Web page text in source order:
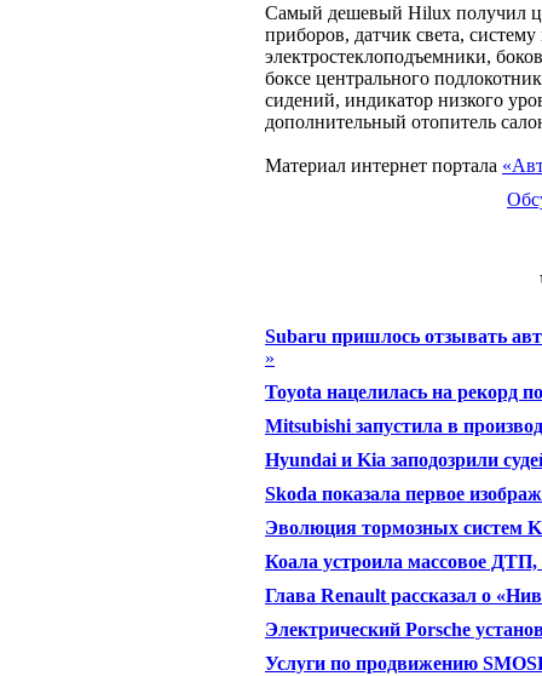
Самый дешевый Hilux получил
приборов, датчик света,
электростеклоподъемники,
боксе центрального
сидений, индикатор низкого
дополнительный отопитель
Материал интернет портала
Subaru пришлось отзывать
»
Toyota нацелилась на рекорд
Mitsubishi запустила в
Hyundai и Kia заподозрили
Skoda показала первое
Эволюция тормозных систем
Коала устроила массовое ДТП,
Глава Renault рассказал о
Электрический Porsche
Услуги по продвижению